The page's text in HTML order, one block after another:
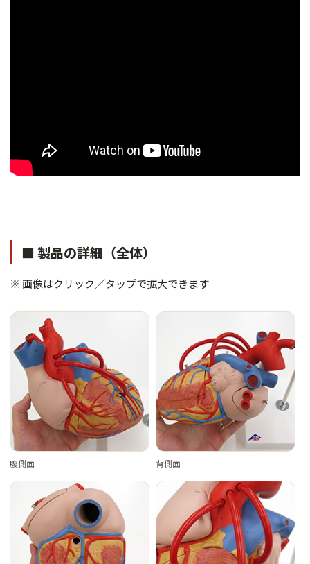
■ 製品の詳細（全体）
※ 画像はクリック／タップで拡大できます
腹側面 背側面